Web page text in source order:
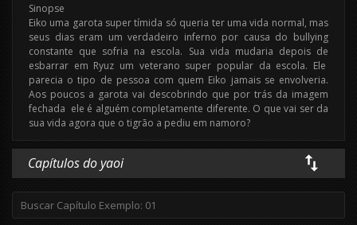
Sinopse
Eiko uma garota super tímida só queria ter uma vida normal, mas
seus dias eram um verdadeiro inferno por causa do bullying
constante que sofria na escola. Sua vida mudaria depois de
esbarrar em Ryuz um veterano super popular da escola. Ele
parecia o tipo de pessoa com quem Eiko jamais se envolveria.
Aos poucos a garota vai descobrindo que por trás da imagem
fechada ele é alguém completamente diferente. O que vai ser da
sua vida agora que o tigrão a pediu em namoro?
Capítulos do yaoi